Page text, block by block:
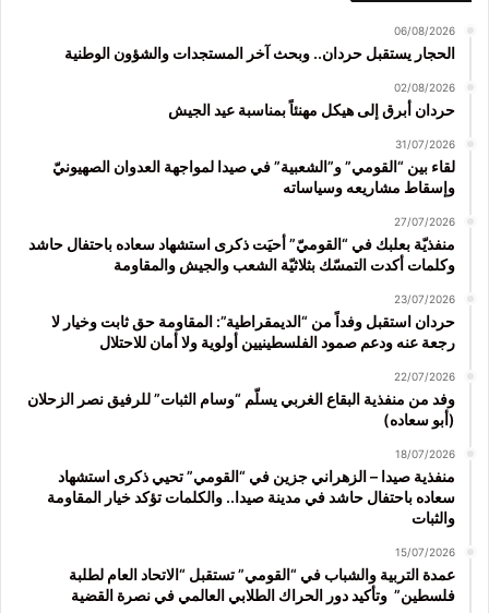
06/08/2026
الحجار يستقبل حردان.. وبحث آخر المستجدات والشؤون الوطنية
02/08/2026
حردان أبرق إلى هيكل مهنئاً بمناسبة عيد الجيش
31/07/2026
لقاء بين “القومي” و”الشعبية” في صيدا لمواجهة العدوان الصهيونيّ
وإسقاط مشاريعه وسياساته
27/07/2026
منفذيّة بعلبك في “القوميّ” أحيَت ذكرى استشهاد سعاده باحتفال حاشد
وكلمات أكدت التمسّك بثلاثيّة الشعب والجيش والمقاومة
23/07/2026
حردان استقبل وفداً من “الديمقراطية”: المقاومة حق ثابت وخيار لا
رجعة عنه ودعم صمود الفلسطينيين أولوية ولا أمان للاحتلال
22/07/2026
وفد من منفذية البقاع الغربي يسلّم “وسام الثبات” للرفيق نصر الزحلان
(أبو سعاده)
18/07/2026
منفذية صيدا – الزهراني جزين في “القومي” تحيي ذكرى استشهاد
سعاده باحتفال حاشد في مدينة صيدا.. والكلمات تؤكد خيار المقاومة
والثبات
15/07/2026
عمدة التربية والشباب في “القومي” تستقبل “الاتحاد العام لطلبة
فلسطين” وتأكيد دور الحراك الطلابي العالمي في نصرة القضية